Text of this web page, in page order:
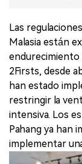
Las
Malasia están
endurecimiento
2Firsts, desde
han estado
restringir la
intensiva. Los
Pahang ya han
implementar